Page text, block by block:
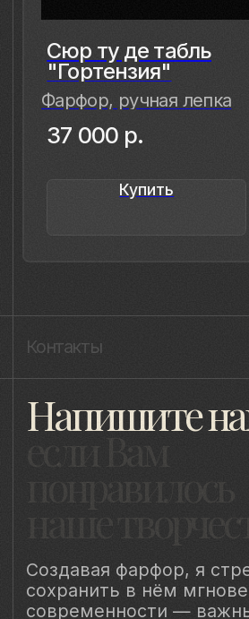
ИНН 781401355757
Пользовательское соглашение
Политика конфиденциальности
Уведомление о конфиденциальности
Наш Сайт использует файлы cookie для Вашего
максимального удобства. Используя наш Сайт, Вы